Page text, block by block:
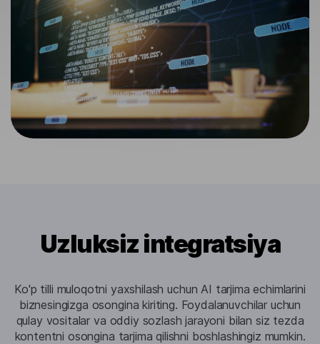
Uzluksiz integratsiya
Ko'p tilli muloqotni yaxshilash uchun AI tarjima echimlarini
biznesingizga osongina kiriting. Foydalanuvchilar uchun
qulay vositalar va oddiy sozlash jarayoni bilan siz tezda
kontentni osongina tarjima qilishni boshlashingiz mumkin.